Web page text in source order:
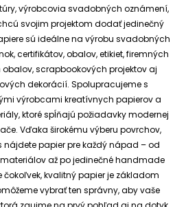
výrobcovia svadobných oznámení,
svojim projektom dodať jedinečný
sú ideálne na výrobu svadobných
certifikátov, obalov, etikiet, firemných
scrapbookových projektov aj
dekorácií. Spolupracujeme s
výrobcami kreatívnych papierov a
ktoré spĺňajú požiadavky modernej
Vďaka širokému výberu povrchov,
papier pre každý nápad – od
až po jedinečné handmade
čokoľvek, kvalitný papier je základom
vybrať ten správny, aby vaše